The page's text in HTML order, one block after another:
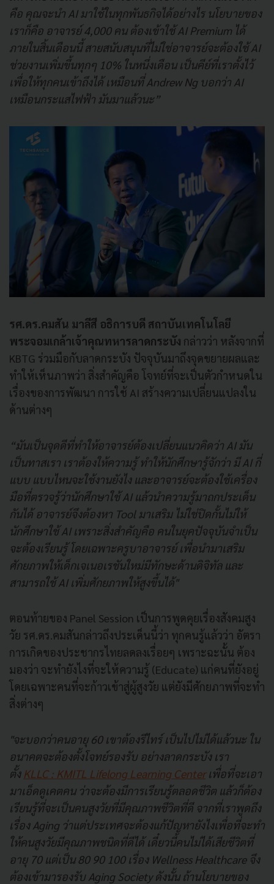
คือ คุณจะนำ AI มาใช้ในทุกพันธกิจได้อย่างไร นโยบายของ
เราก็คือ อาจารย์ 4,000 คน ต้องเข้าใช้ AI Premium ได้
ภายในสิ้นเดือนนี้ สายสนับสนุนที่ไม่ใช่อาจารย์จะต้องใช้ AI
ช่วยงานเพิ่มขึ้นทุกๆ 10% ในหนึ่งเดือน เป็นคีย์ที่เราตั้งไว้
เพื่อให้ทุกคนเข้าถึงได้ เหมือนที่ Andrew Ng บอกว่า AI
เหมือนกระแสไฟฟ้า มันมาแล้วนะ”
รศ.ดร.คมสัน มาลีสี อธิการบดี สถาบันเทคโนโลยี
พระจอมเกล้าเจ้าคุณทหารลาดกระบัง กล่าวว่า หลังจากที่
KBTG ร่วมมือกับลาดกระบัง ปัจจุบันมาถึงจุดขยายผลและ
ทําให้เห็นภาพว่า สิ่งสําคัญคือ โจทย์ที่จะเป็นตัวกําหนดใน
เรื่องของการพัฒนา การใช้ AI สร้างความเปลี่ยนแปลงใน
ด้านต่างๆ
“มันเป็นจุดดีที่ทำให้อาจารย์ต้องเปลี่ยนแนวคิดว่า AI มัน
เป็นทาสเรา เราต้องให้ความรู้ ทำให้นักศึกษารู้จักว่า มี AI กี่
แบบ แบบไหนจะใช้งานยังไง และอาจารย์จะต้องใช้เครื่อง
มือที่ตรวจรู้ว่านักศึกษาใช้ AI แล้วนำความรู้มาถกประเด็น
กันได้ อาจารย์จึงต้องหา Tool มาเสริม ไม่ใช่ปิดกั้นไม่ให้
นักศึกษาใช้ AI เพราะสิ่งสำคัญคือ คนในยุคปัจจุบันจำเป็น
จะต้องเรียนรู้ โดยเฉพาะครูบาอาจารย์ เพื่อนำมาเสริม
ศักยภาพให้เด็กเจเนอเรชันใหม่มีทักษะด้านดิจิทัล และ
สามารถใช้ AI เพิ่มศักยภาพให้สูงขึ้นได้"
ตอนท้ายของ Panel Session เป็นการพูดคุยเรื่องสังคมสูง
วัย รศ.ดร.คมสันกล่าวถึงประเด็นนี้ว่า ทุกคนรู้แล้วว่า อัตรา
การเกิดของประชากรไทยลดลงเรื่อยๆ เพราะฉะนั้น ต้อง
มองว่า จะทํายังไงที่จะให้ความรู้ (Educate) แก่คนที่ยังอยู่
โดยเฉพาะคนที่จะก้าวเข้าสู่ผู้สูงวัย แต่ยังมีศักยภาพที่จะทำ
สิ่งต่างๆ
"จะบอกว่าคนอายุ 60 เขาต้องรีไทร์ เป็นไปไม่ได้แล้วนะ ใน
อนาคตจะต้องตั้งโจทย์รองรับ อย่างลาดกระบัง เรา
ตั้ง KLLC : KMITL Lifelong Learning Centerเพื่อที่จะเอา
มาเอ็ดดูเคตคน ว่าจะต้องมีการเรียนรู้ตลอดชีวิต แล้วก็ต้อง
เรียนรู้ที่จะเป็นคนสูงวัยที่มีคุณภาพชีวิตที่ดี จากที่เราพูดถึง
เรื่อง Aging ว่าแต่ประเทศจะต้องแก้ปัญหายังไงเพื่อที่จะทํา
ให้คนสูงวัยมีคุณภาพชนิดที่ดีได้ เดี๋ยวนี้คนไม่ได้เสียชีวิตที่
อายุ 70 แต่เป็น 80 90 100 เรื่อง Wellness Healthcare จึง
ต้องเข้ามารองรับ Aging Society ดังนั้น ถ้านโยบายของ